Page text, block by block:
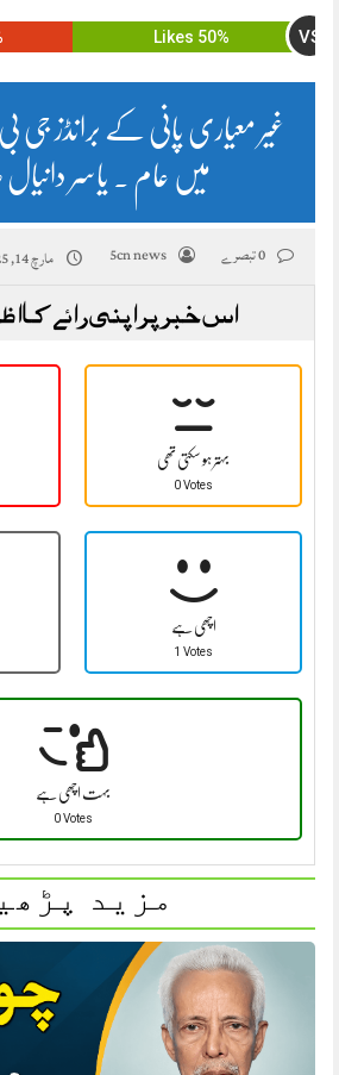
50% Likes VS
غیر معیاری پانی کے برانڈز جی
میں عام ۔ یاسر
5cn news مارچ 14, 2025
اس خبر پر اپنی رائے کا
بہتر ہو سکتی تھی
0 Votes
اچھی ہے
1 Votes
بہت اچھی ہے
0 Votes
مزید